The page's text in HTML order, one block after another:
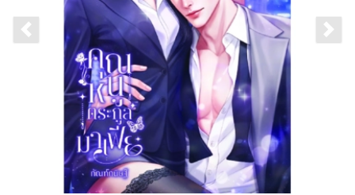
Previous slide